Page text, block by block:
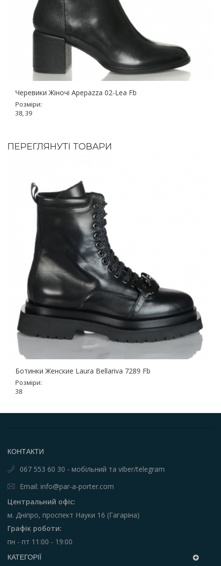
Черевики Жіночі Apepazza 02-Lea Fb
Розміри:
38, 39
ПЕРЕГЛЯНУТІ ТОВАРИ
Ботинки Женские Laura Bellariva 7289 Fb
Розміри:
38
КОНТАКТИ
067 553 60 30 - мобільний та viber/telegram
Email: info@par-a-porter.com
Центральний офіс:
м. Дніпро, проспект Науки 16 (Гагаріна)
Графік роботи:
пн - пт 11:00 - 19:00
КАТЕГОРІЇ